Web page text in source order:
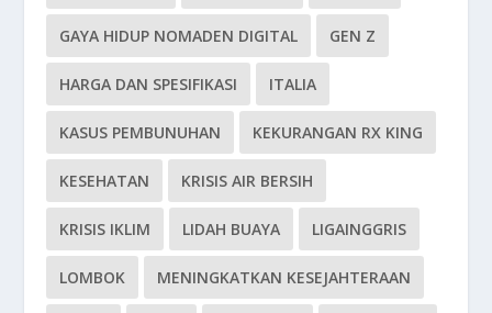
GAYA HIDUP NOMADEN DIGITAL GEN Z
HARGA DAN SPESIFIKASI ITALIA
KASUS PEMBUNUHAN KEKURANGAN RX KING
KESEHATAN KRISIS AIR BERSIH
KRISIS IKLIM LIDAH BUAYA LIGAINGGRIS
LOMBOK MENINGKATKAN KESEJAHTERAAN